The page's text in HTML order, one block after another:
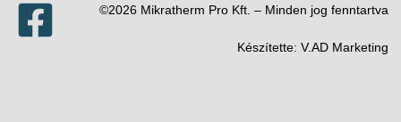
©2026 Mikratherm Pro Kft. – Minden jog fenntartva​
Készítette: V.AD Marketing